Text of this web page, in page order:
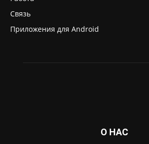
Связь
Приложения для Android
О НАС